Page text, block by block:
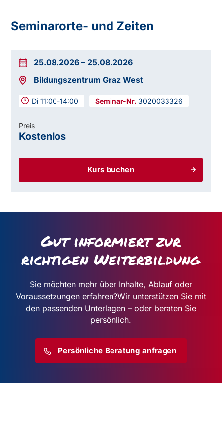
Seminarorte- und Zeiten
25.08.2026 – 25.08.2026
Bildungszentrum Graz West
Di 11:00-14:00 3020033326
Kurs buchen
Preis
Kostenlos
Gut informiert zur
richtigen Weiterbildung
Sie möchten mehr über Inhalte, Ablauf oder
Voraussetzungen erfahren?Wir unterstützen Sie mit
den passenden Unterlagen – oder beraten Sie
persönlich.
Persönliche Beratung anfragen